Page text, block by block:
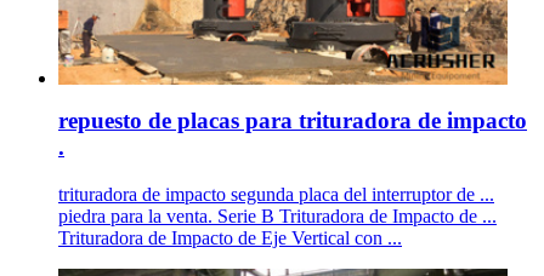
repuesto de placas para trituradora de impacto
.
trituradora de impacto segunda placa del interruptor de ...
piedra para la venta. Serie B Trituradora de Impacto de ...
Trituradora de Impacto de Eje Vertical con ...